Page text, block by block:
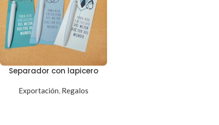
Separador con lapicero
Exportación, Regalos